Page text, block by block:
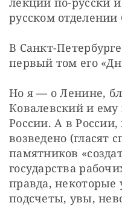
русском
В Санкт-
первый том его
Но я — о Ленине,
Ковалевский и ему
России. А в
возведено (гласят
памятников
государства
правда,
подсчеты, увы,